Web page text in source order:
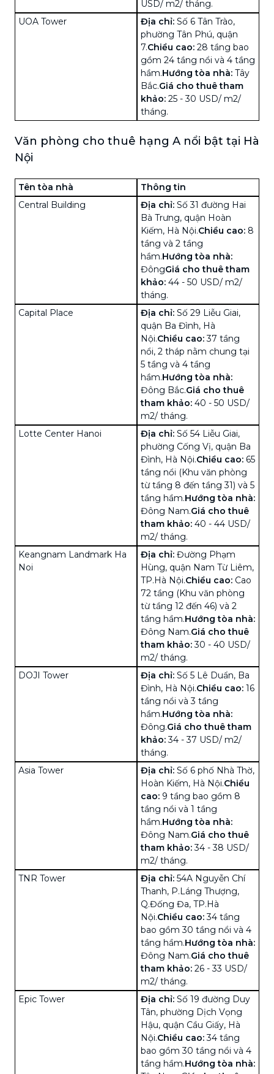
USD/ m2/ tháng.
UOA Tower
Địa chỉ: Số 6 Tân Trào,
phường Tân Phú, quận
7.Chiều cao: 28 tầng bao
gồm 24 tầng nổi và 4 tầng
hầm.Hướng tòa nhà: Tây
Bắc.Giá cho thuê tham
khảo: 25 - 30 USD/ m2/
tháng.
Văn phòng cho thuê hạng A nổi bật tại Hà
Nội
Tên tòa nhà
Thông tin
Central Building
Địa chỉ: Số 31 đường Hai
Bà Trưng, quận Hoàn
Kiếm, Hà Nội.Chiều cao: 8
tầng và 2 tầng
hầm.Hướng tòa nhà:
ĐôngGiá cho thuê tham
khảo: 44 - 50 USD/ m2/
tháng.
Capital Place
Địa chỉ: Số 29 Liễu Giai,
quận Ba Đình, Hà
Nội.Chiều cao:37 tầng
nổi, 2 tháp nằm chung tại
5 tầng và 4 tầng
hầm.Hướng tòa nhà:
Đông Bắc.Giá cho thuê
tham khảo: 40 - 50 USD/
m2/ tháng.
Lotte Center Hanoi
Địa chỉ: Số 54 Liễu Giai,
phường Cống Vị, quận Ba
Đình, Hà Nội.Chiều cao: 65
tầng nổi (Khu văn phòng
từ tầng 8 đến tầng 31) và 5
tầng hầm.Hướng tòa nhà:
Đông Nam.Giá cho thuê
tham khảo: 40 - 44 USD/
m2/ tháng.
Keangnam Landmark Ha
Noi
Địa chỉ: Đường Phạm
Hùng, quận Nam Từ Liêm,
TP.Hà Nội.Chiều cao: Cao
72 tầng (Khu văn phòng
từ tầng 12 đến 46) và 2
tầng hầm.Hướng tòa nhà:
Đông Nam.Giá cho thuê
tham khảo:30 - 40 USD/
m2/ tháng.
DOJI Tower
Địa chỉ: Số 5 Lê Duẩn, Ba
Đình, Hà Nội.Chiều cao: 16
tầng nổi và 3 tầng
hầm.Hướng tòa nhà:
Đông.Giá cho thuê tham
khảo:34 - 37 USD/ m2/
tháng.
Asia Tower
Địa chỉ: Số 6 phố Nhà Thờ,
Hoàn Kiếm, Hà Nội.Chiều
cao: 9 tầng bao gồm 8
tầng nổi và 1 tầng
hầm.Hướng tòa nhà:
Đông Nam.Giá cho thuê
tham khảo:34 - 38 USD/
m2/ tháng.
TNR Tower
Địa chỉ: 54A Nguyễn Chí
Thanh, P.Láng Thượng,
Q.Đống Đa, TP.Hà
Nội.Chiều cao:34 tầng
bao gồm 30 tầng nổi và 4
tầng hầm.Hướng tòa nhà:
Đông Nam.Giá cho thuê
tham khảo: 26 - 33 USD/
m2/ tháng.
Epic Tower
Địa chỉ: Số 19 đường Duy
Tân, phường Dịch Vọng
Hậu, quận Cầu Giấy, Hà
Nội.Chiều cao:34 tầng
bao gồm 30 tầng nổi và 4
tầng hầm.Hướng tòa nhà: